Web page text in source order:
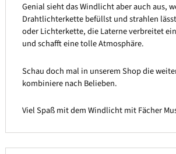
Genial sieht das Windlicht aber auch aus,
Drahtlichterkette befüllst und strahlen
oder Lichterkette, die Laterne verbreitet
und schafft eine tolle Atmosphäre.
Schau doch mal in unserem Shop die
kombiniere nach Belieben.
Viel Spaß mit dem Windlicht mit Fächer